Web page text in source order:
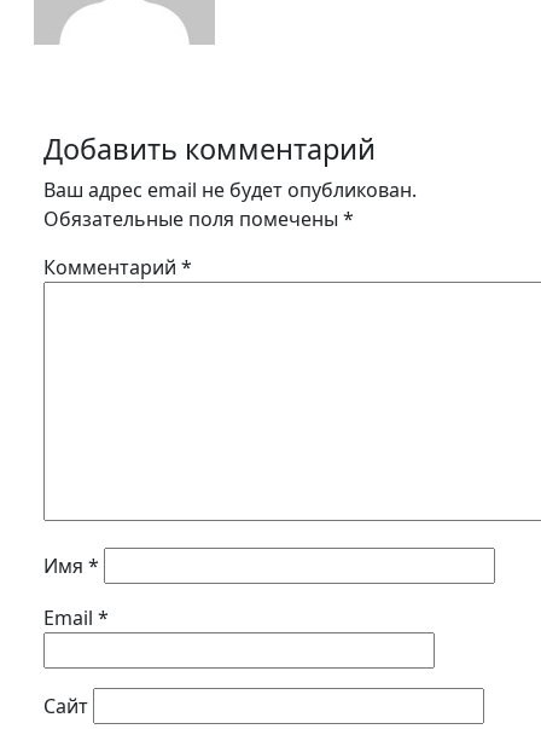
Добавить комментарий
Ваш адрес email не будет опубликован.
Обязательные поля помечены *
Комментарий *
Имя *
Email *
Сайт